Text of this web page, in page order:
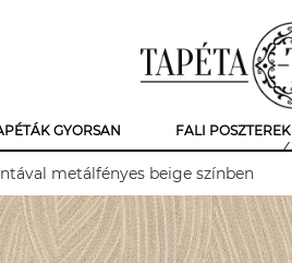
GYORSAN FALI POSZTEREK
metálfényes beige színben